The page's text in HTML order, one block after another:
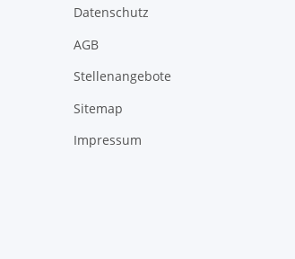
Datenschutz
AGB
Stellenangebote
Sitemap
Impressum